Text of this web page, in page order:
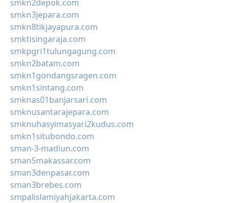
smkn2depok.com
smkn3jepara.com
smkn8tikjayapura.com
smktisingaraja.com
smkpgri1tulungagung.com
smkn2batam.com
smkn1gondangsragen.com
smkn1sintang.com
smknas01banjarsari.com
smknusantarajepara.com
smknuhasyimasyari2kudus.com
smkn1situbondo.com
sman-3-madiun.com
sman5makassar.com
sman3denpasar.com
sman3brebes.com
smpalislamiyahjakarta.com